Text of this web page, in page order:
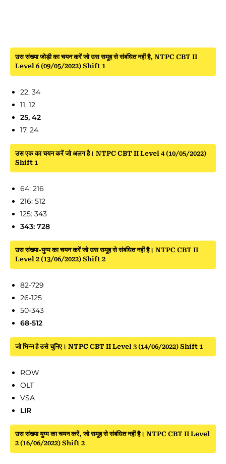
उस संख्या जोड़ी का चयन करें जो उस समूह से संबंधित नहीं है, NTPC CBT II
Level 6 (09/05/2022) Shift 1
22, 34
11, 12
25, 42
17, 24
उस एक का चयन करें जो अलग है। NTPC CBT II Level 4 (10/05/2022)
Shift 1
64: 216
216: 512
125: 343
343: 728
उस संख्या-युग्म का चयन करें जो उस समूह से संबंधित नहीं है। NTPC CBT II
Level 2 (13/06/2022) Shift 2
82-729
26-125
50-343
68-512
जो भिन्न है उसे चुनिए। NTPC CBT II Level 3 (14/06/2022) Shift 1
ROW
OLT
VSA
LIR
उस संख्या युग्म का चयन करें, जो समूह से संबंधित नहीं है। NTPC CBT II Level
2 (16/06/2022) Shift 2